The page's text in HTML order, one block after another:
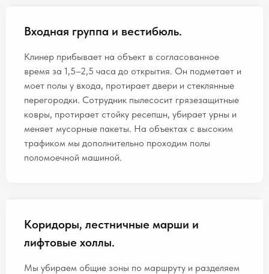
Входная группа и вестибюль.
Клинер прибывает на объект в согласованное
время за 1,5–2,5 часа до открытия. Он подметает и
моет полы у входа, протирает двери и стеклянные
перегородки. Сотрудник пылесосит грязезащитные
ковры, протирает стойку ресепшн, убирает урны и
меняет мусорные пакеты. На объектах с высоким
трафиком мы дополнительно проходим полы
поломоечной машиной.
Коридоры, лестничные марши и
лифтовые холлы.
Мы убираем общие зоны по маршруту и разделяем